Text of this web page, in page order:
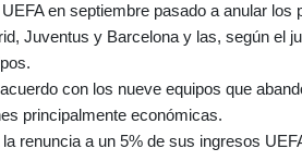
en septiembre pasado a anular los
Juventus y Barcelona y las, según el
con los nueve equipos que
principalmente económicas.
renuncia a un 5% de sus ingresos